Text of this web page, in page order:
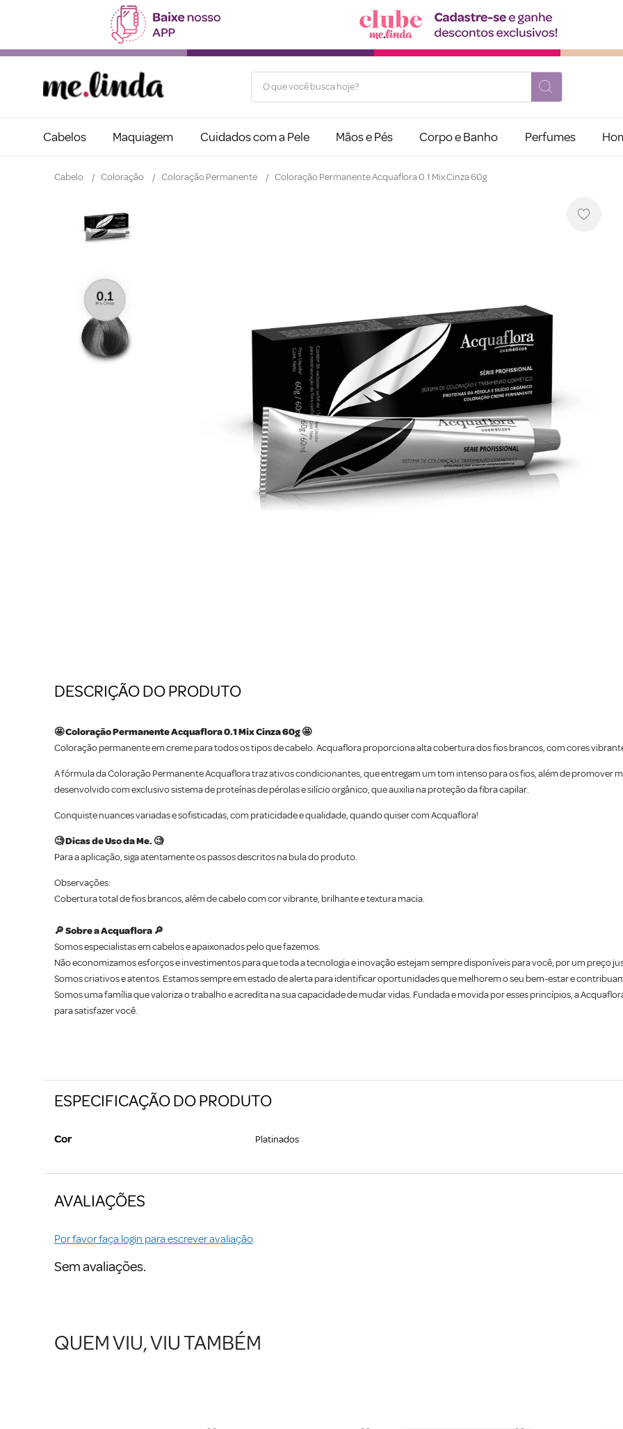
O que você busca hoje?
Cabelos Maquiagem Cuidados com a Pele Mãos e Pés Corpo e Banho Perfumes
Cabelo Coloração Coloração Permanente Coloração Permanente Acquaflora 0.1 Mix Cinza 60g
DESCRIÇÃO DO PRODUTO
🤩 Coloração Permanente Acquaflora 0.1 Mix Cinza 60g 🤩
Coloração permanente em creme para todos os tipos de cabelo. Acquaflora proporciona alta cobertura dos fios brancos, com cores
A fórmula da Coloração Permanente Acquaflora traz ativos condicionantes, que entregam um tom intenso para os fios, além de promover
desenvolvido com exclusivo sistema de proteínas de pérolas e silício orgânico, que auxilia na proteção da fibra capilar.
Conquiste nuances variadas e sofisticadas, com praticidade e qualidade, quando quiser com Acquaflora!
🧐 Dicas de Uso da Me. 🧐
Para a aplicação, siga atentamente os passos descritos na bula do produto.
Observações:
Cobertura total de fios brancos, além de cabelo com cor vibrante, brilhante e textura macia.
🔎 Sobre a Acquaflora 🔎
Somos especialistas em cabelos e apaixonados pelo que fazemos.
Não economizamos esforços e investimentos para que toda a tecnologia e inovação estejam sempre disponíveis para você, por um preço
Somos criativos e atentos. Estamos sempre em estado de alerta para identificar oportunidades que melhorem o seu bem-estar e
Somos uma família que valoriza o trabalho e acredita na sua capacidade de mudar vidas. Fundada e movida por esses princípios, a
para satisfazer você.
ESPECIFICAÇÃO DO PRODUTO
Cor Platinados
AVALIAÇÕES
Por favor faça login para escrever avaliação
Sem avaliações.
QUEM VIU, VIU TAMBÉM